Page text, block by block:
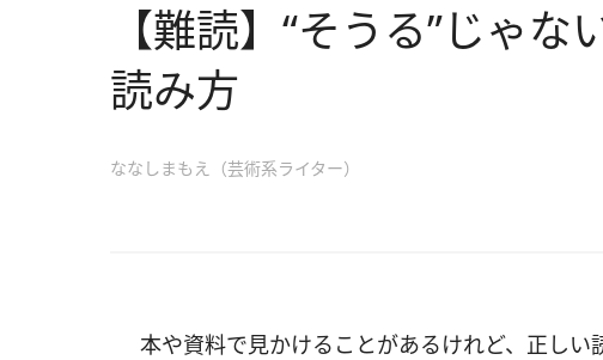
【難読】“そうる”じゃ
読み方
ななしまもえ（芸術系ライター）
本や資料で見かけることがあるけれど、正し